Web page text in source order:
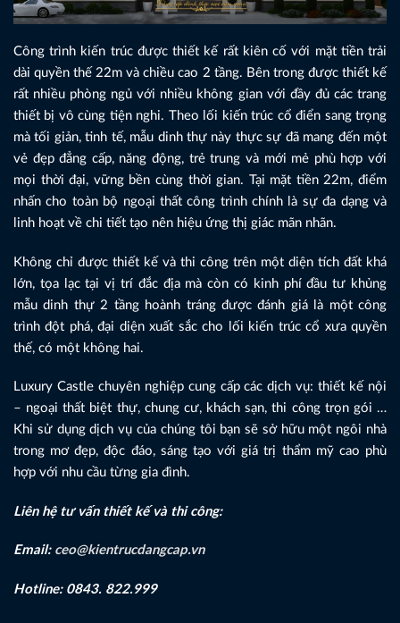
Công trình kiến trúc được thiết kế rất kiên cố với mặt tiền trải
dài quyền thế 22m và chiều cao 2 tầng. Bên trong được thiết kế
rất nhiều phòng ngủ với nhiều không gian với đầy đủ các trang
thiết bị vô cùng tiện nghi. Theo lối kiến trúc cổ điển sang trọng
mà tối giản, tinh tế, mẫu dinh thự này thực sự đã mang đến một
vẻ đẹp đẳng cấp, năng động, trẻ trung và mới mẻ phù hợp với
mọi thời đại, vững bền cùng thời gian. Tại mặt tiền 22m, điểm
nhấn cho toàn bộ ngoại thất công trình chính là sự đa dạng và
linh hoạt về chi tiết tạo nên hiệu ứng thị giác mãn nhãn.
Không chỉ được thiết kế và thi công trên một diện tích đất khá
lớn, tọa lạc tại vị trí đắc địa mà còn có kinh phí đầu tư khủng
mẫu dinh thự 2 tầng hoành tráng được đánh giá là một công
trình đột phá, đại diện xuất sắc cho lối kiến trúc cổ xưa quyền
thế, có một không hai.
Luxury Castle chuyên nghiệp cung cấp các dịch vụ: thiết kế nội
– ngoại thất biệt thự, chung cư, khách sạn, thi công trọn gói …
Khi sử dụng dịch vụ của chúng tôi bạn sẽ sở hữu một ngôi nhà
trong mơ đẹp, độc đáo, sáng tạo với giá trị thẩm mỹ cao phù
hợp với nhu cầu từng gia đình.
Liên hệ tư vấn thiết kế và thi công:
Email: ceo@kientrucdangcap.vn
Hotline: 0843. 822.999